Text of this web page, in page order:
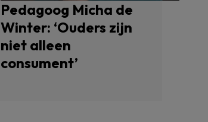
Pedagoog Micha de
Winter: ‘Ouders zijn
niet alleen
consument’